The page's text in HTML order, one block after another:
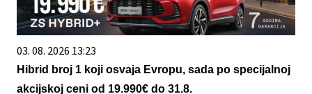
03. 08. 2026 13:23
Hibrid broj 1 koji osvaja Evropu, sada po specijalnoj
akcijskoj ceni od 19.990€ do 31.8.